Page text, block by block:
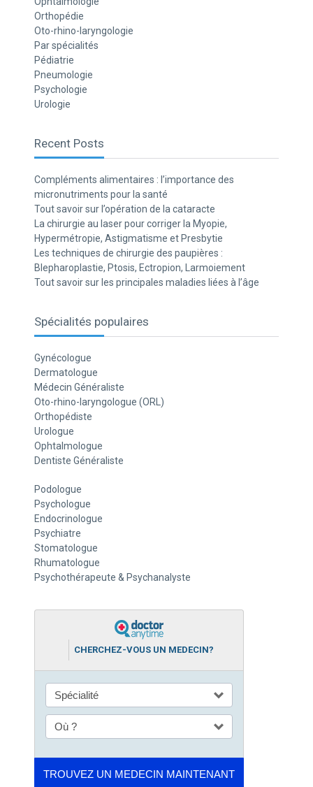
Orthopédie
Oto-rhino-laryngologie
Par spécialités
Pédiatrie
Pneumologie
Psychologie
Urologie
Recent Posts
Compléments alimentaires : l’importance des
micronutriments pour la santé
Tout savoir sur l’opération de la cataracte
La chirurgie au laser pour corriger la Myopie,
Hypermétropie, Astigmatisme et Presbytie
Les techniques de chirurgie des paupières :
Blepharoplastie, Ptosis, Ectropion, Larmoiement
Tout savoir sur les principales maladies liées à l’âge
Spécialités populaires
Gynécologue
Dermatologue
Médecin Généraliste
Oto-rhino-laryngologue (ORL)
Orthopédiste
Urologue
Ophtalmologue
Dentiste Généraliste
Podologue
Psychologue
Endocrinologue
Psychiatre
Stomatologue
Rhumatologue
Psychothérapeute & Psychanalyste
CHERCHEZ-VOUS UN MEDECIN?